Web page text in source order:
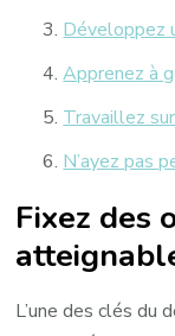
Développez
Apprenez à
Travaillez
N’ayez pas
Fixez des
L’une des clés du